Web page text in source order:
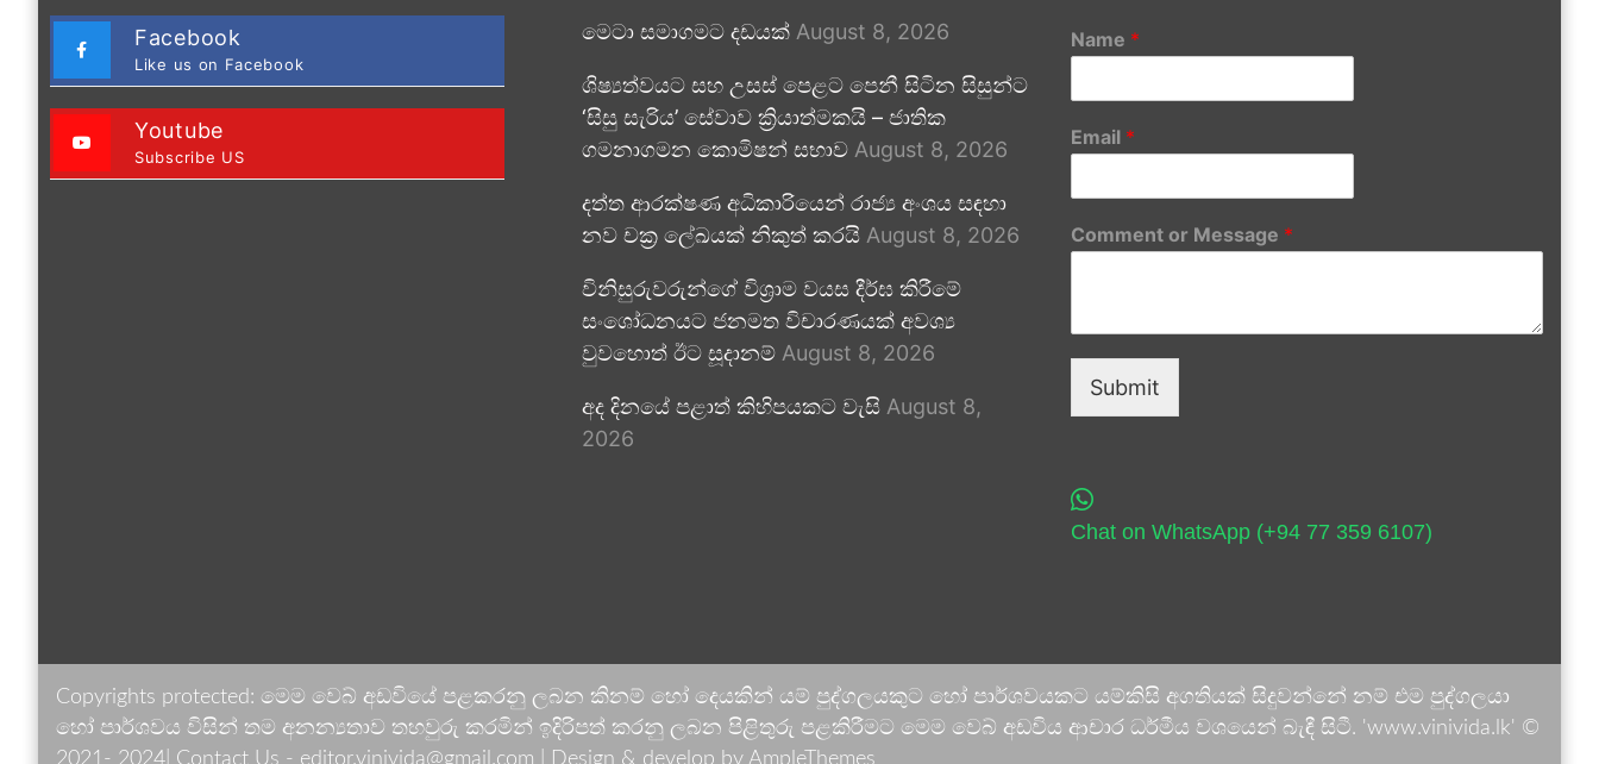
Facebook
Like us on Facebook
Youtube
Subscribe US
මෙටා සමාගමට දඩයක් August 8, 2026
ශිෂ්‍යත්වයට සහ උසස් පෙළට පෙනී සිටින සිසුන්ට
‘සිසු සැරිය’ සේවාව ක්‍රියාත්මකයි – ජාතික
ගමනාගමන කොමිෂන් සභාව August 8, 2026
දත්ත ආරක්ෂණ අධිකාරියෙන් රාජ්‍ය අංශය සඳහා
නව චක්‍ර ලේඛයක් නිකුත් කරයි August 8, 2026
විනිසුරුවරුන්ගේ විශ්‍රාම වයස දීර්ඝ කිරීමේ
සංශෝධනයට ජනමත විචාරණයක් අවශ්‍ය
වුවහොත් ඊට සූදානම් August 8, 2026
අද දිනයේ පළාත් කිහිපයකට වැසි August 8,
2026
Name *
Email *
Comment or Message *
Submit
Chat on WhatsApp (+94 77 359 6107)
Copyrights protected: මෙම වෙබ් අඩවියේ පළකරනු ලබන කිනම් හෝ දෙයකින් යම් පුද්ගලයකුට හෝ පාර්ශවයකට යම්කිසි අගතියක් සිදුවන්නේ නම් එම පුද්ගලයා
හෝ පාර්ශවය විසින් තම අනන්‍යතාව තහවුරු කරමින් ඉදිරිපත් කරනු ලබන පිළිතුරු පළකිරීමට මෙම වෙබ් අඩවිය ආචාර ධර්මීය වශයෙන් බැඳී සිටී. 'www.vinivida.lk' ©
2021- 2024| Contact Us - editor.vinivida@gmail.com |
Design & develop by AmpleThemes